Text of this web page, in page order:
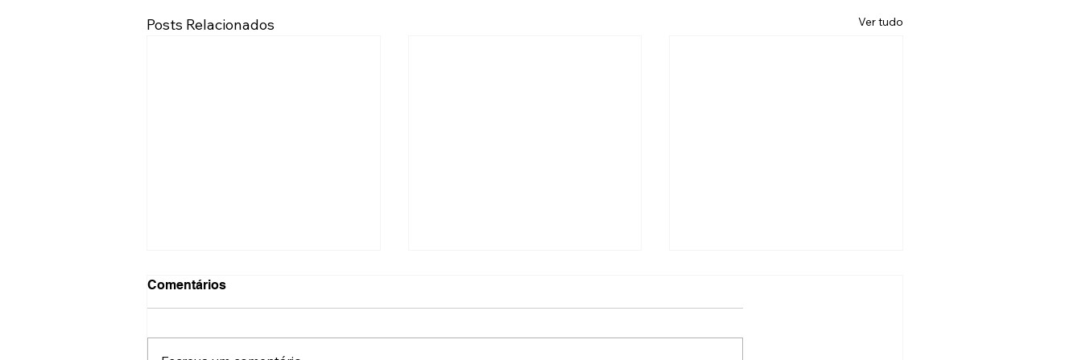
Posts Relacionados Ver tudo
Comentários